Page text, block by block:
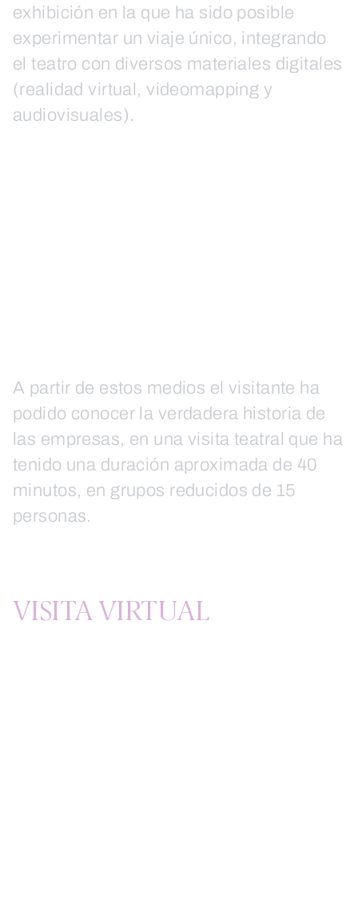
exhibición en la que ha sido posible
experimentar un viaje único, integrando
el teatro con diversos materiales digitales
(realidad virtual, videomapping y
audiovisuales).
A partir de estos medios el visitante ha
podido conocer la verdadera historia de
las empresas, en una visita teatral que ha
tenido una duración aproximada de 40
minutos, en grupos reducidos de 15
personas.
VISITA VIRTUAL